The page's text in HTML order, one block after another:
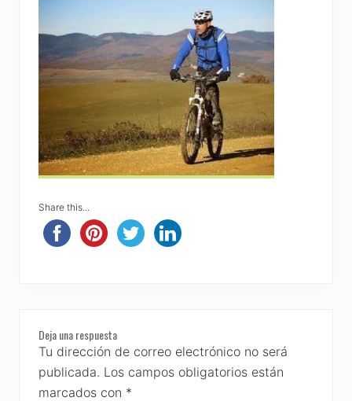
Share this...
Reader
Interactions
Deja una respuesta
Tu dirección de correo electrónico no será
publicada. Los campos obligatorios están
marcados con *